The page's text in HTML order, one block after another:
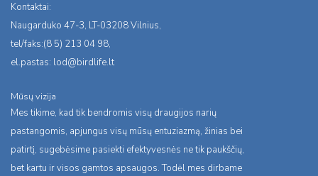
Kontaktai:
Naugarduko 47-3, LT-03208 Vilnius,
tel/faks:(8 5) 213 04 98,
el.pastas: lod@birdlife.lt
Mūsų vizija
Mes tikime, kad tik bendromis visų draugijos narių
pastangomis, apjungus visų mūsų entuziazmą, žinias bei
patirtį, sugebėsime pasiekti efektyvesnės ne tik paukščių,
bet kartu ir visos gamtos apsaugos. Todėl mes dirbame